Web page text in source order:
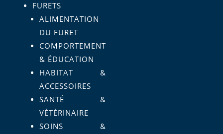
FURETS
ALIMENTATION
DU FURET
COMPORTEMENT
& ÉDUCATION
HABITAT &
ACCESSOIRES
SANTÉ &
VÉTÉRINAIRE
SOINS &